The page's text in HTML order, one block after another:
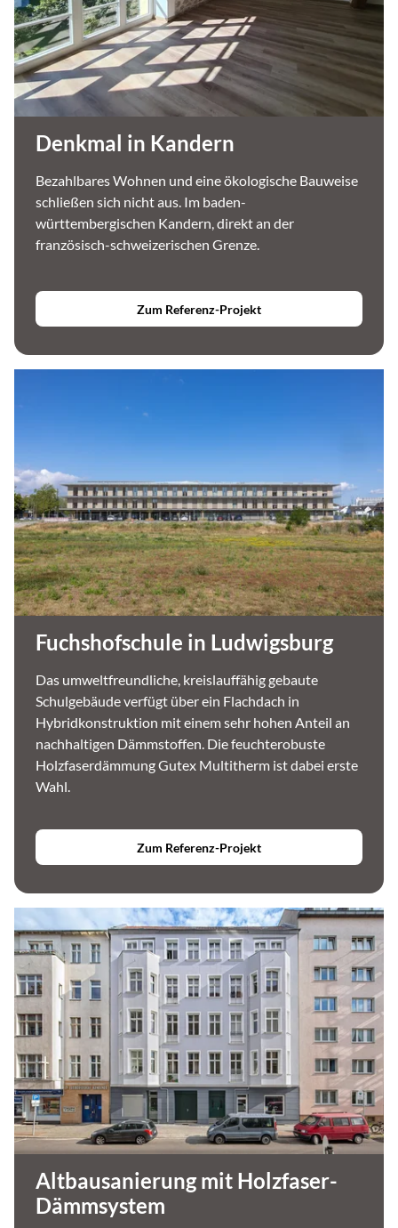
Denkmal in Kandern
Bezahlbares Wohnen und eine ökologische Bauweise
schließen sich nicht aus. Im baden-
württembergischen Kandern, direkt an der
französisch-schweizerischen Grenze.
Zum Referenz-Projekt
Fuchshofschule in Ludwigsburg
Das umweltfreundliche, kreislauffähig gebaute
Schulgebäude verfügt über ein Flachdach in
Hybridkonstruktion mit einem sehr hohen Anteil an
nachhaltigen Dämmstoffen. Die feuchterobuste
Holzfaserdämmung Gutex Multitherm ist dabei erste
Wahl.
Zum Referenz-Projekt
Altbausanierung mit Holzfaser-
Dämmsystem